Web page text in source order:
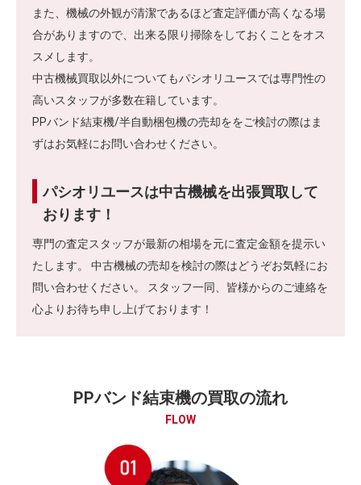
また、機械の外観が清潔であるほど査定評価が高くなる場
合がありますので、出来る限り掃除をしておくことをオス
スメします。
中古機械買取以外についてもパシオリユースでは専門性の
高いスタッフが多数在籍しています。
PPバンド結束機/半自動梱包機の売却ををご検討の際はま
ずはお気軽にお問い合わせください。
パシオリユースは中古機械を出張買取して
おります！
専門の査定スタッフが最新の相場を元に査定金額を提示い
たします。 中古機械の売却を検討の際はどうぞお気軽にお
問い合わせください。 スタッフ一同、皆様からのご連絡を
心よりお待ち申し上げております！
PPバンド結束機の買取の流れ
FLOW